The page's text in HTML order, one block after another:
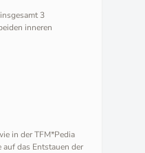
3
inneren
in der TFM*Pedia
das Entstauen der